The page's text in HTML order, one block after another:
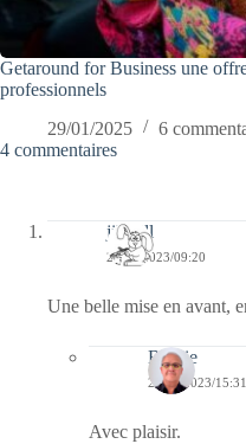
Getaround for Business une
professionnels
29/01/2025
6
4 commentaires
jill bill
21/10/2023/09:20
Une belle mise en avant,
Bernie
21/10/2023/15:31
Avec plaisir.